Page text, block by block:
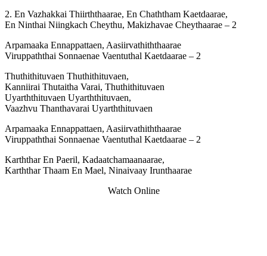
2. En Vazhakkai Thiirththaarae, En Chaththam Kaetdaarae,
En Ninthai Niingkach Cheythu, Makizhavae Cheythaarae – 2
Arpamaaka Ennappattaen, Aasiirvathiththaarae
Viruppaththai Sonnaenae Vaentuthal Kaetdaarae – 2
Thuthithituvaen Thuthithituvaen,
Kanniirai Thutaitha Varai, Thuthithituvaen
Uyarththituvaen Uyarththituvaen,
Vaazhvu Thanthavarai Uyarththituvaen
Arpamaaka Ennappattaen, Aasiirvathiththaarae
Viruppaththai Sonnaenae Vaentuthal Kaetdaarae – 2
Karththar En Paeril, Kadaatchamaanaarae,
Karththar Thaam En Mael, Ninaivaay Irunthaarae
Watch Online